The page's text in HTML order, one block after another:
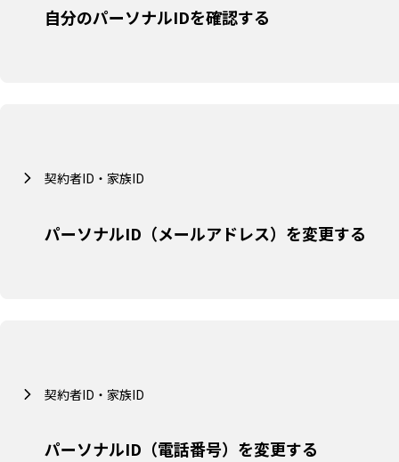
自分のパーソナルIDを確認する
契約者ID・家族ID
パーソナルID（メールアドレス）を変更する
契約者ID・家族ID
パーソナルID（電話番号）を変更する